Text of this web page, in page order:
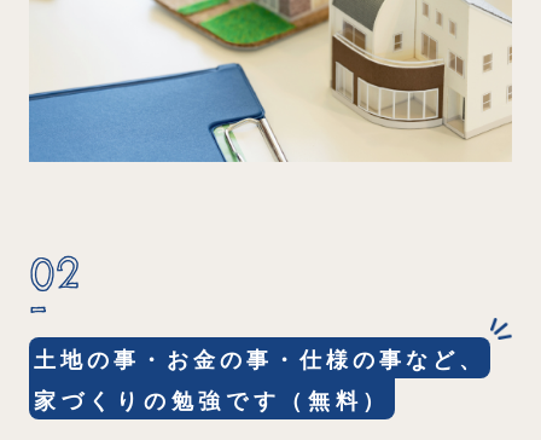
02
土地の事・お金の事・仕様の事など、
家づくりの勉強です（無料）